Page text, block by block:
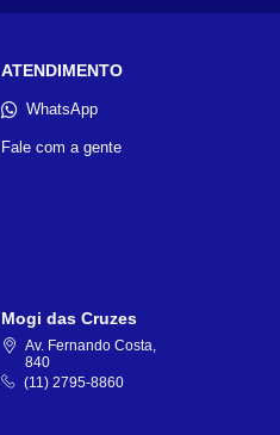
ATENDIMENTO
WhatsApp
Fale com a gente
Mogi das Cruzes
Av. Fernando Costa,
840
(11) 2795-8860